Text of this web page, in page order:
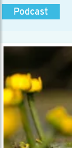
Podcast